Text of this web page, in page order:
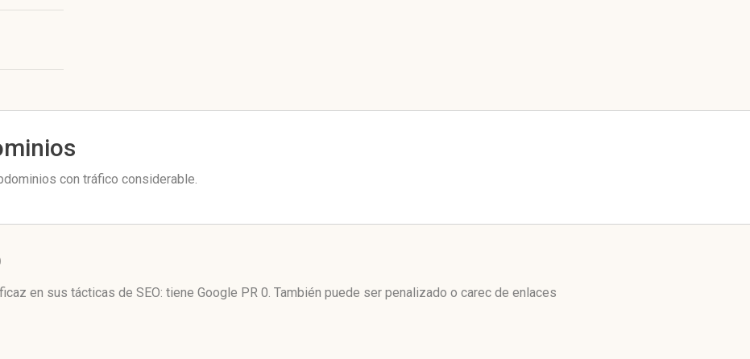
con tráfico considerable.
en sus tácticas de SEO: tiene Google PR 0. También puede ser penalizado o carec de enlaces